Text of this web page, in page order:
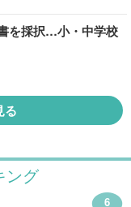
を採択…小・中学校
る